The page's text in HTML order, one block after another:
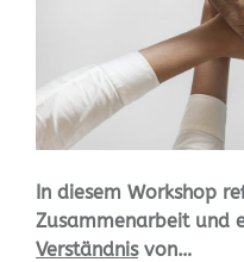
In diesem Workshop
Zusammenarbeit und
Verständnisvon…